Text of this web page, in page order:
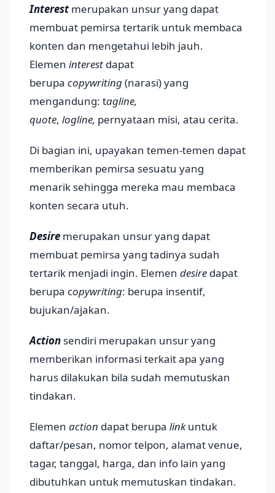
Interest merupakan unsur yang dapat
membuat pemirsa tertarik untuk membaca
konten dan mengetahui lebih jauh.
Elemen interest dapat
berupa copywriting(narasi) yang
mengandung: tagline,
quote, logline, pernyataan misi, atau cerita.
Di bagian ini, upayakan temen-temen dapat
memberikan pemirsa sesuatu yang
menarik sehingga mereka mau membaca
konten secara utuh.
Desire merupakan unsur yang dapat
membuat pemirsa yang tadinya sudah
tertarik menjadi ingin. Elemen desire dapat
berupa copywriting: berupa insentif,
bujukan/ajakan.
Action sendiri merupakan unsur yang
memberikan informasi terkait apa yang
harus dilakukan bila sudah memutuskan
tindakan.
Elemen action dapat berupa linkuntuk
daftar/pesan, nomor telpon, alamat venue,
tagar, tanggal, harga, dan info lain yang
dibutuhkan untuk memutuskan tindakan.